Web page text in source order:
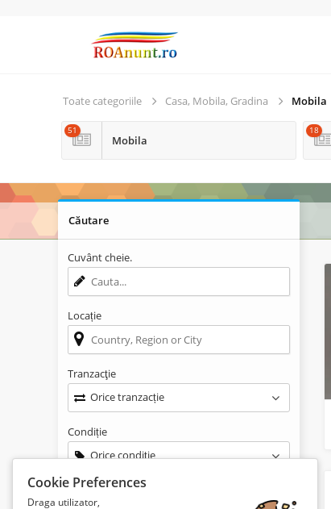
Toate categoriile Casa, Mobila, Gradina Mobila
Mobila
51 18
Căutare
Cuvânt cheie.
Locație
Tranzacţie
Orice tranzacție
Condiție
Orice condiție
Perioadă
Cookie Preferences
Draga utilizator,